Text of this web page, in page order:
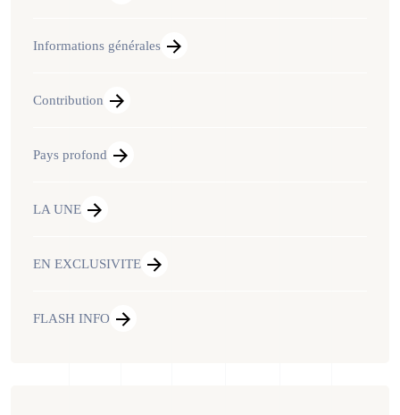
Informations générales
Contribution
Pays profond
LA UNE
EN EXCLUSIVITE
FLASH INFO